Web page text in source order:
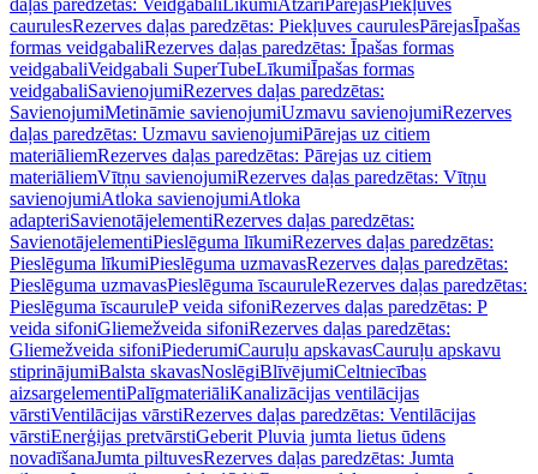
daļas paredzētas: Veidgabali LīkumiAtzari PārejasPiekļuves
caurulesRezerves daļas paredzētas: Piekļuves caurulesPārejasĪpašas
formas veidgabaliRezerves daļas paredzētas: Īpašas formas
veidgabaliVeidgabali SuperTubeLīkumiĪpašas formas
veidgabaliSavienojumiRezerves daļas paredzētas:
SavienojumiMetināmie savienojumiUzmavu savienojumiRezerves
daļas paredzētas: Uzmavu savienojumiPārejas uz citiem
materiāliemRezerves daļas paredzētas: Pārejas uz citiem
materiāliemVītņu savienojumiRezerves daļas paredzētas: Vītņu
savienojumiAtloka savienojumiAtloka
adapteriSavienotājelementiRezerves daļas paredzētas:
SavienotājelementiPieslēguma līkumiRezerves daļas paredzētas:
Pieslēguma līkumiPieslēguma uzmavasRezerves daļas paredzētas:
Pieslēguma uzmavasPieslēguma īscauruleRezerves daļas paredzētas:
Pieslēguma īscauruleP veida sifoniRezerves daļas paredzētas: P
veida sifoniGliemežveida sifoniRezerves daļas paredzētas:
Gliemežveida sifoniPiederumiCauruļu apskavasCauruļu apskavu
stiprinājumiBalsta skavasNoslēgiBlīvējumiCeltniecības
aizsargelementiPalīgmateriāliKanalizācijas ventilācijas
vārstiVentilācijas vārstiRezerves daļas paredzētas: Ventilācijas
vārstiEnerģijas pretvārstiGeberit Pluvia jumta lietus ūdens
novadīšanaJumta piltuvesRezerves daļas paredzētas: Jumta